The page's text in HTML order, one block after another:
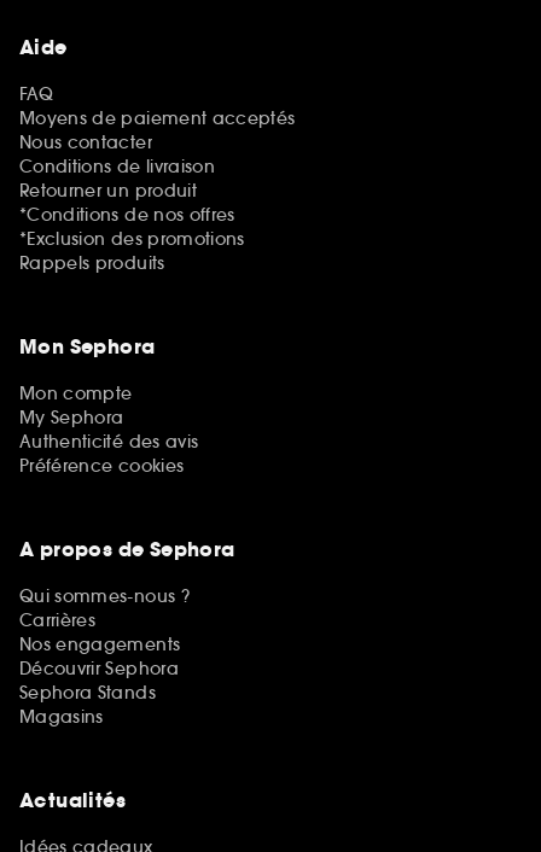
Aide
FAQ
Moyens de paiement acceptés
Nous contacter
Conditions de livraison
Retourner un produit
*Conditions de nos offres
*Exclusion des promotions
Rappels produits
Mon Sephora
Mon compte
My Sephora
Authenticité des avis
Préférence cookies
A propos de Sephora
Qui sommes-nous ?
Carrières
Nos engagements
Découvrir Sephora
Sephora Stands
Magasins
Actualités
Idées cadeaux